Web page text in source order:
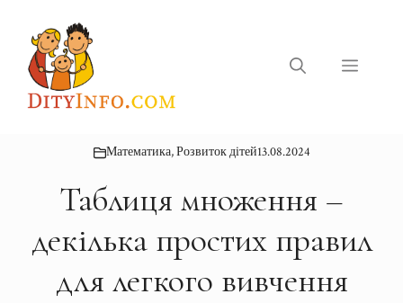
вмісту
Меню
Математика,Розвиток дітей13.08.2024
Таблиця множення –
декілька простих правил
для легкого вивчення